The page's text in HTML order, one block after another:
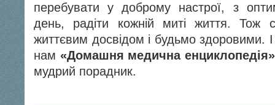
перебувати у доброму настрої, з
день, радіти кожній миті життя. Тож
життєвим досвідом і будьмо здоровими.
нам «Домашня медична
мудрий порадник.